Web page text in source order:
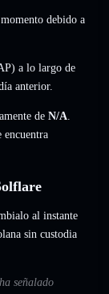
debido a
a lo largo de
anterior.
de N/A.
encuentra
al instante
sin custodia
señalado